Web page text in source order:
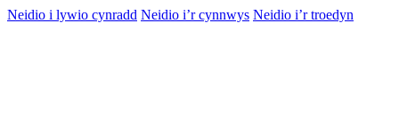
Neidio i lywio cynradd Neidio i’r cynnwys Neidio i’r troedyn